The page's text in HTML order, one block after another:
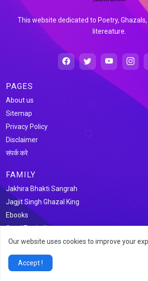
This website dedicated to Poetry,
litereature.
PAGES
About us
Sitemap
Privacy Policy
Disclaimer
संपर्क करे
FAMILY
Jakhira Bhakti Sangrah
Jagjit Singh Ghazal King
Ebooks
Saral Tax India
Our website uses cookies to improve your
Accept !